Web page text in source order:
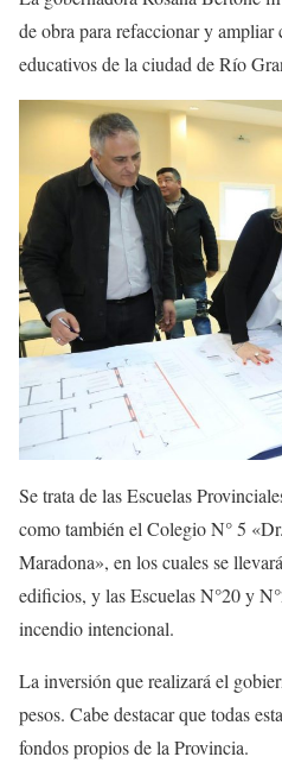
de obra para refaccionar y ampliar
educativos de la ciudad de Río
Se trata de las Escuelas
como también el Colegio N° 5
Maradona», en los cuales se
edificios, y las Escuelas N°20 y
incendio intencional.
La inversión que realizará el
pesos. Cabe destacar que todas
fondos propios de la Provincia.